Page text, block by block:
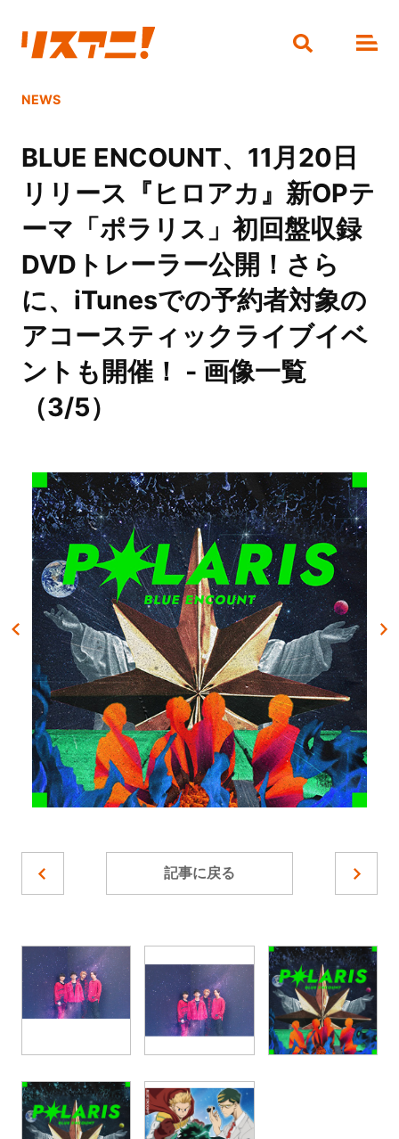
NEWS
BLUE ENCOUNT、11月20日
リリース『ヒロアカ』新OPテ
ーマ「ポラリス」初回盤収録
DVDトレーラー公開！さら
に、iTunesでの予約者対象の
アコースティックライブイベ
ントも開催！ - 画像一覧
（3/5）
記事に戻る